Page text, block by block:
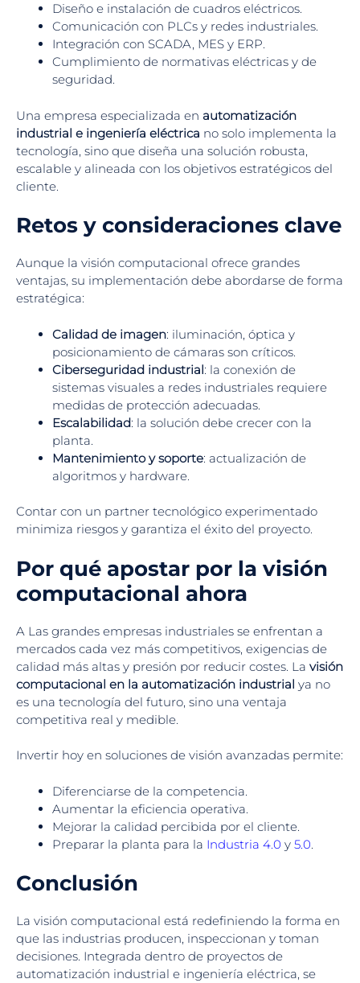
Diseño e instalación de cuadros eléctricos.
Comunicación con PLCs y redes industriales.
Integración con SCADA, MES y ERP.
Cumplimiento de normativas eléctricas y de
seguridad.
Una empresa especializada en automatización
industrial e ingeniería eléctrica no solo implementa la
tecnología, sino que diseña una solución robusta,
escalable y alineada con los objetivos estratégicos del
cliente.
Retos y consideraciones clave
Aunque la visión computacional ofrece grandes
ventajas, su implementación debe abordarse de forma
estratégica:
Calidad de imagen: iluminación, óptica y
posicionamiento de cámaras son críticos.
Ciberseguridad industrial: la conexión de
sistemas visuales a redes industriales requiere
medidas de protección adecuadas.
Escalabilidad: la solución debe crecer con la
planta.
Mantenimiento y soporte: actualización de
algoritmos y hardware.
Contar con un partner tecnológico experimentado
minimiza riesgos y garantiza el éxito del proyecto.
Por qué apostar por la visión
computacional ahora
A Las grandes empresas industriales se enfrentan a
mercados cada vez más competitivos, exigencias de
calidad más altas y presión por reducir costes. La visión
computacional en la automatización industrial ya no
es una tecnología del futuro, sino una ventaja
competitiva real y medible.
Invertir hoy en soluciones de visión avanzadas permite:
Diferenciarse de la competencia.
Aumentar la eficiencia operativa.
Mejorar la calidad percibida por el cliente.
Preparar la planta para la Industria 4.0 y 5.0.
Conclusión
La visión computacional está redefiniendo la forma en
que las industrias producen, inspeccionan y toman
decisiones. Integrada dentro de proyectos de
automatización industrial e ingeniería eléctrica, se